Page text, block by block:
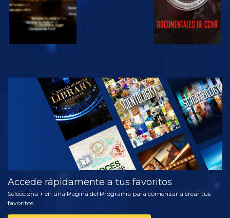
VE
EXPLORA LAS
SERIES
Accede rápidamente a tus favoritos
Selecciona + en una Página del Programa para comenzar a crear tus
favoritos